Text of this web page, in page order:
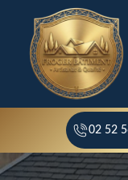
02 52